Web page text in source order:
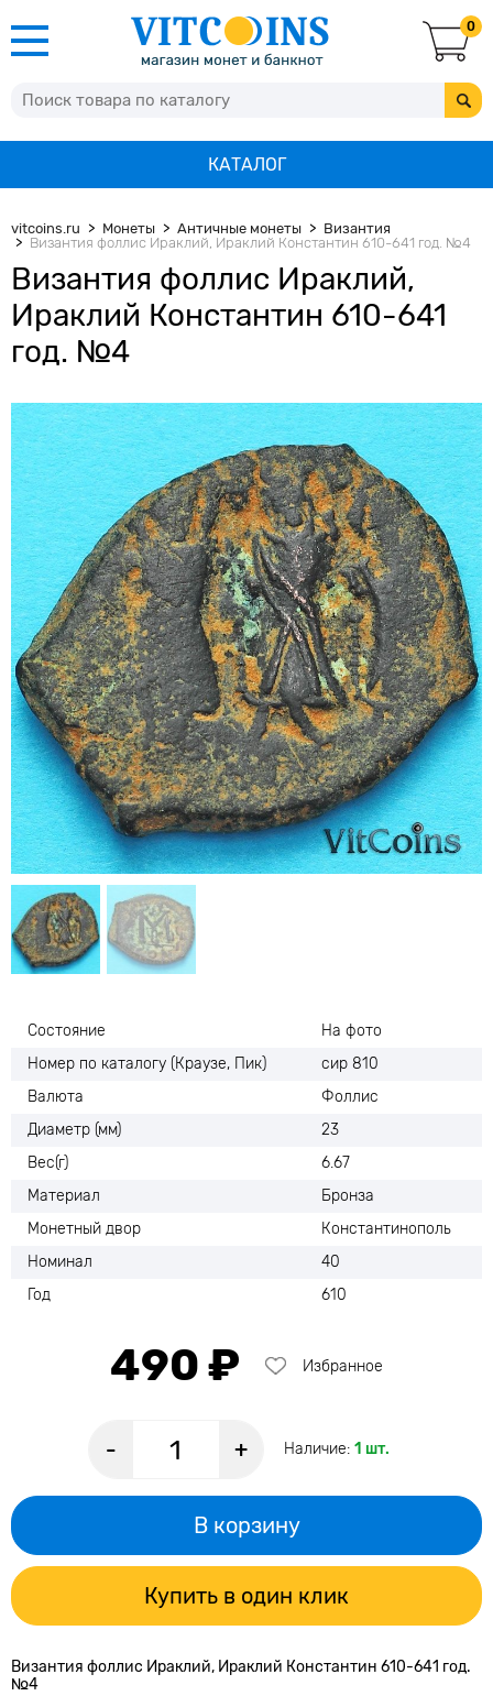
0
КАТАЛОГ
vitcoins.ru Монеты Античные монеты
Византия
Византия фоллис Ираклий, Ираклий Константин 610-641 год. №4
Византия фоллис Ираклий,
Ираклий Константин 610-641
год. №4
Состояние
На фото
Номер по каталогу (Краузе, Пик)
сир 810
Валюта
Фоллис
Диаметр (мм)
23
Вес(г)
6.67
Материал
Бронза
Монетный двор
Константинополь
Номинал
40
Год
610
490 ₽ Избранное
- + Наличие: 1 шт.
В корзину
Купить в один клик
Византия фоллис Ираклий, Ираклий Константин 610-641 год.
№4